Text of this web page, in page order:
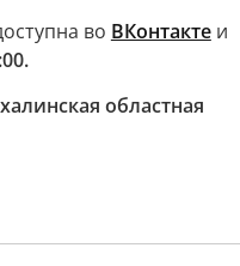
во ВКонтактеи
областная